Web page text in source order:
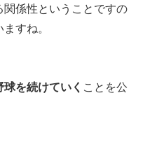
関係性ということですの
すね。
を続けていく ことを公